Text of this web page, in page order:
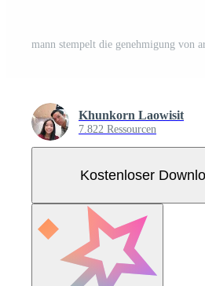
Khunkorn Laowisit
7.822 Ressourcen
Kostenloser